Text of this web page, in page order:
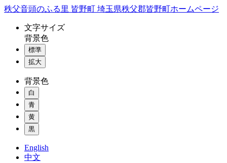
コ
秩父音頭のふる里 皆野町 埼玉県秩父郡皆野町ホームページ
文字サイズ
背景色
標準
拡大
背景色
白
青
黄
黒
English
中文